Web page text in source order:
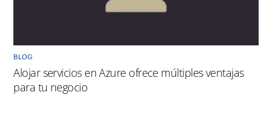
BLOG
Alojar servicios en Azure ofrece múltiples ventajas
para tu negocio